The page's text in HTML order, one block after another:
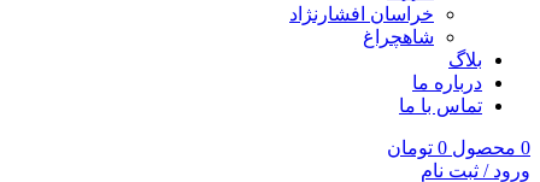
خراسان افشارنژاد
شاهچراغ
بلاگ
درباره ما
تماس با ما
0 محصول 0 تومان
ورود / ثبت نام